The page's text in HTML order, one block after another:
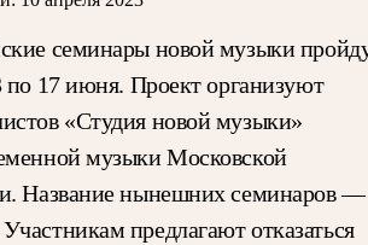
семинары новой музыки
по 17 июня. Проект организуют
«Студия новой музыки»
музыки Московской
Название нынешних семинаров —
предлагают отказаться